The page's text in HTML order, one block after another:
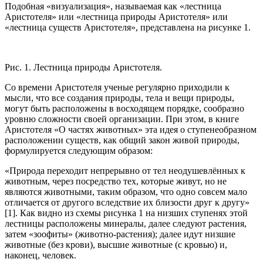
Подобная «визуализация», называемая как «лестница
Аристотеля» или «лестница природы Аристотеля» или
«лестница существ Аристотеля», представлена на рисунке 1.
Рис. 1. Лестница природы Аристотеля.
Со времени Аристотеля ученые регулярно приходили к
мысли, что все создания природы, тела и вещи природы,
могут быть расположены в восходящем порядке, сообразно
уровню сложности своей организации. При этом, в книге
Аристотеля «О частях животных» эта идея о ступенеобразном
расположении существ, как общий закон живой природы,
формулируется следующим образом:
«Природа переходит непрерывно от тел неодушевлённых к
животным, через посредство тех, которые живут, но не
являются животными, таким образом, что одно совсем мало
отличается от другого вследствие их близости друг к другу»
[1]. Как видно из схемы рисунка 1 на низших ступенях этой
лестницы расположены минералы, далее следуют растения,
затем «зоофиты» (животно-растения); далее идут низшие
животные (без крови), высшие животные (с кровью) и,
наконец, человек.